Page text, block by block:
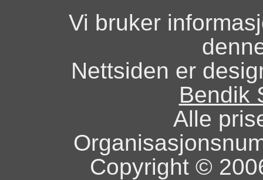
Vi bruker
Nettsiden er
Bendik
Alle
Copyright ©